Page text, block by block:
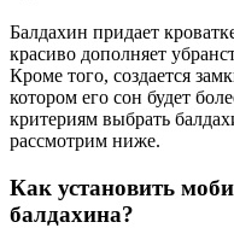
Балдахин придает
красиво дополняет
Кроме того, создается
котором его сон будет
критериям выбрать
рассмотрим ниже.
Как установить
балдахина?